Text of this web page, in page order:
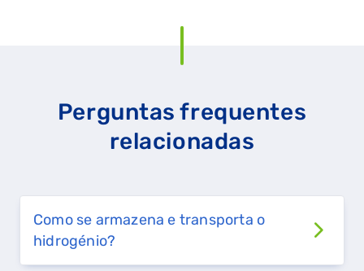
Perguntas frequentes
relacionadas
Como se armazena e transporta o
hidrogénio?
QUERO TER GÁS NATURAL
SIMULADOR DE POUPANÇA